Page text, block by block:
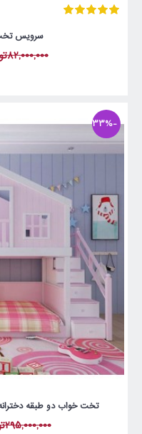
سرویس
82,000,000تومان
-33%
تخت خواب دو طبقه
295,000,000تومان